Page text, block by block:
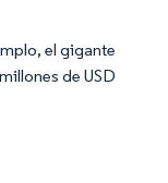
el gigante
de USD